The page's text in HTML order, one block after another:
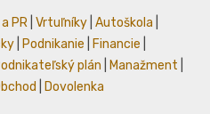
PR Vrtuľníky Autoškola
Podnikanie Financie
plán Manažment
Dovolenka